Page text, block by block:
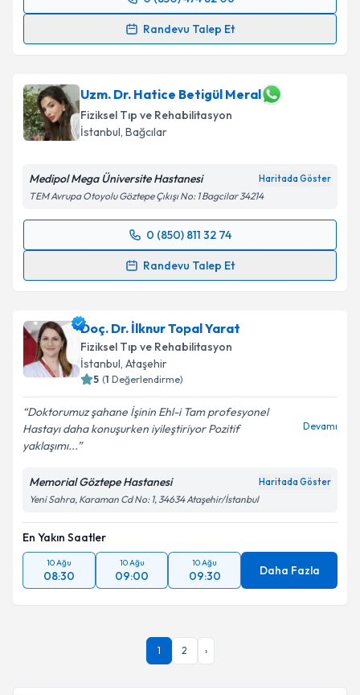
Takvim Talebini Gönder
Randevu Talep Et
Randevu Takvimi Talebi
için bir takvim hazırlandığında e-posta ile
bilgilendireceğiz.
E-posta Adresiniz
Kişisel verilerimin işlenmesine ilişkinAydınlatma
'ni okudum ve kişisel verilerimin belirtilen
kapsamda işlenmesini kabul ediyorum.
Uzm. Dr. Hatice Betigül Meral
Fiziksel Tıp ve Rehabilitasyon
İstanbul, Bağcılar
Medipol Mega Üniversite Hastanesi Haritada Göster
TEM Avrupa Otoyolu Göztepe Çıkışı No: 1 Bagcilar 34214
0 (850) 811 32 74
Randevu Talep Et
Randevu Takvimi Talebi
için bir takvim hazırlandığında e-posta ile
bilgilendireceğiz.
E-posta Adresiniz
kapsamda işlenmesini kabul ediyorum.
Doç. Dr. İlknur Topal Yarat
Fiziksel Tıp ve Rehabilitasyon
İstanbul, Ataşehir
5 (1 Değerlendirme)
Doktorumuz şahane İşinin Ehl-i Tam profesyonel
Hastayı daha konuşurken iyileştiriyor Pozitif
yaklaşımı...
Devamı
Memorial Göztepe Hastanesi Haritada Göster
Yeni Sahra, Karaman Cd No: 1, 34634 Ataşehir/İstanbul
En Yakın Saatler
10 Ağu
08:30
10 Ağu
09:00
10 Ağu
09:30 Daha Fazla
1 2 ›